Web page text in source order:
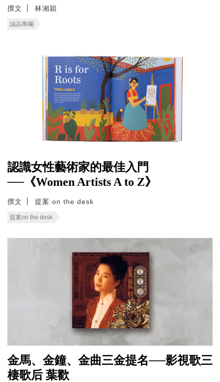
撰文 林湘穎
誠品專欄
認識女性藝術家的最佳入門
──《Women Artists A to Z》
撰文 提案 on the desk
提案on the desk
金馬、金鐘、金曲三金提名──影視歌三
棲歌后 葉歡